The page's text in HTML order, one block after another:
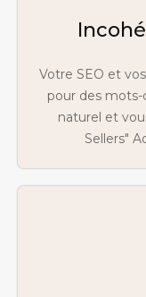
Votre SEO et
pour des
naturel et
Sellers"